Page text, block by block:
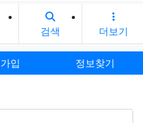
검색 더보기
입 정보찾기